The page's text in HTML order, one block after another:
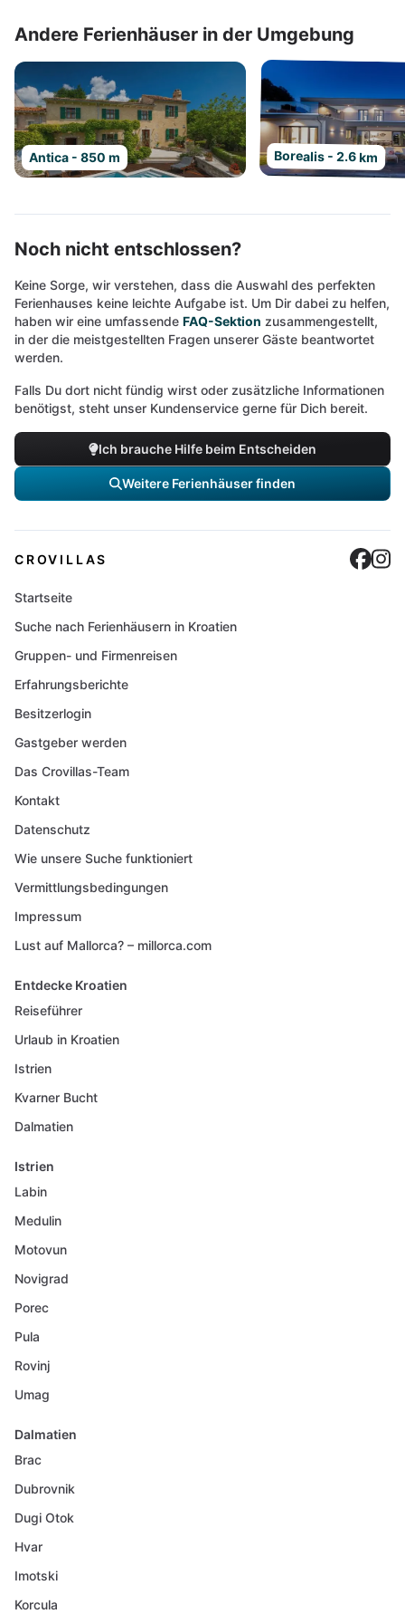
Andere Ferienhäuser in der Umgebung
Antica - 850 m Borealis - 2.6 km
Noch nicht entschlossen?
Keine Sorge, wir verstehen, dass die Auswahl des perfekten
Ferienhauses keine leichte Aufgabe ist. Um Dir dabei zu helfen,
haben wir eine umfassende FAQ-Sektion zusammengestellt,
in der die meistgestellten Fragen unserer Gäste beantwortet
werden.
Falls Du dort nicht fündig wirst oder zusätzliche Informationen
benötigst, steht unser Kundenservice gerne für Dich bereit.
Ich brauche Hilfe beim Entscheiden
Weitere Ferienhäuser finden
CROVILLAS
Startseite
Suche nach Ferienhäusern in Kroatien
Gruppen- und Firmenreisen
Erfahrungsberichte
Besitzerlogin
Gastgeber werden
Das Crovillas-Team
Kontakt
Datenschutz
Wie unsere Suche funktioniert
Vermittlungsbedingungen
Impressum
Lust auf Mallorca? – millorca.com
Entdecke Kroatien
Reiseführer
Urlaub in Kroatien
Istrien
Kvarner Bucht
Dalmatien
Istrien
Labin
Medulin
Motovun
Novigrad
Porec
Pula
Rovinj
Umag
Dalmatien
Brac
Dubrovnik
Dugi Otok
Hvar
Imotski
Korcula